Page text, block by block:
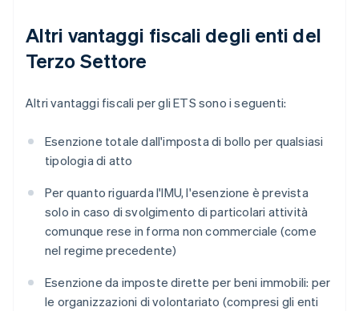
Altri vantaggi fiscali degli enti del
Terzo Settore
Altri vantaggi fiscali per gli ETS sono i seguenti:
Esenzione totale dall'imposta di bollo per qualsiasi
tipologia di atto
Per quanto riguarda l'IMU, l'esenzione è prevista
solo in caso di svolgimento di particolari attività
comunque rese in forma non commerciale (come
nel regime precedente)
Esenzione da imposte dirette per beni immobili: per
le organizzazioni di volontariato (compresi gli enti